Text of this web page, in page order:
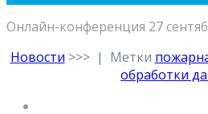
Онлайн-конференция 27
Новости >>> | Метки
обработки